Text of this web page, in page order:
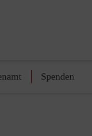
Spenden